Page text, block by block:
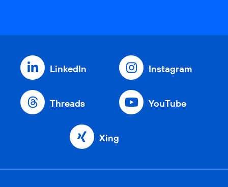
LinkedIn Instagram
Threads YouTube
Xing